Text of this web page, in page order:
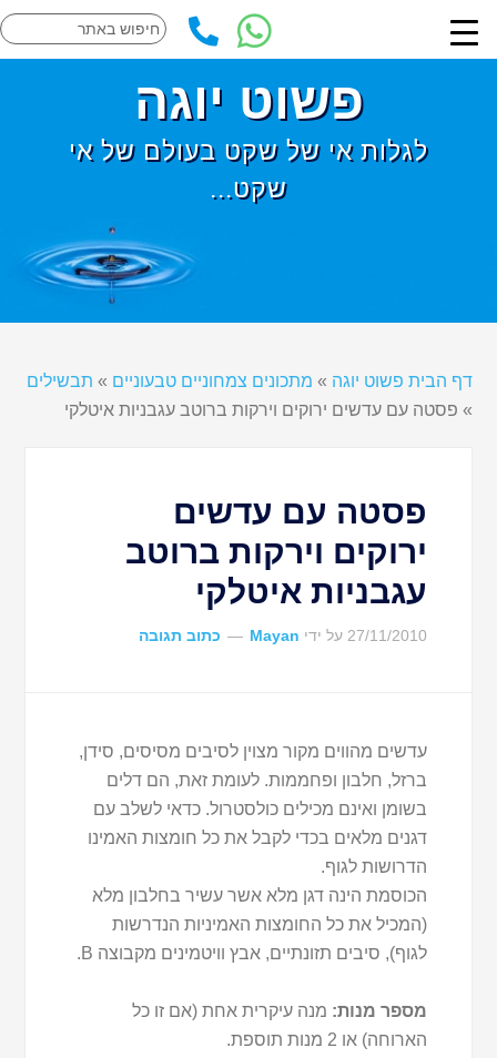
פשוט יוגה
לגלות אי של שקט בעולם של אי
שקט...
דף הבית פשוט יוגה » מתכונים צמחוניים טבעוניים » תבשילים
» פסטה עם עדשים ירוקים וירקות ברוטב עגבניות איטלקי
פסטה עם עדשים
ירוקים וירקות ברוטב
עגבניות איטלקי
27/11/2010 על ידי Mayan כתוב תגובה
עדשים מהווים מקור מצוין לסיבים מסיסים, סידן,
ברזל, חלבון ופחממות. לעומת זאת, הם דלים
בשומן ואינם מכילים כולסטרול. כדאי לשלב עם
דגנים מלאים בכדי לקבל את כל חומצות האמינו
הדרושות לגוף.
הכוסמת הינה דגן מלא אשר עשיר בחלבון מלא
(המכיל את כל החומצות האמיניות הנדרשות
לגוף), סיבים תזונתיים, אבץ וויטמינים מקבוצה B.
מספר מנות: מנה עיקרית אחת (אם זו כל
הארוחה) או 2 מנות תוספת.